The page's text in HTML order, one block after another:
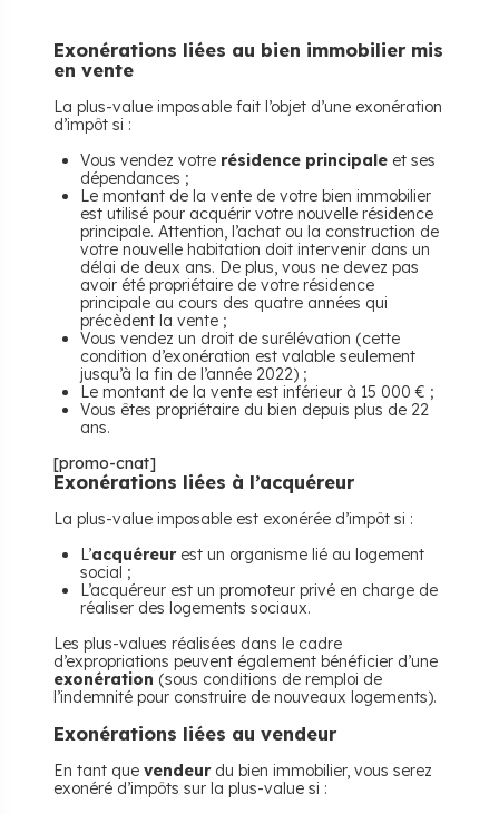
Exonérations liées au bien immobilier mis
en vente
La plus-value imposable fait l’objet d’une exonération
d’impôt si :
Vous vendez votre résidence principale et ses
dépendances ;
Le montant de la vente de votre bien immobilier
est utilisé pour acquérir votre nouvelle résidence
principale. Attention, l’achat ou la construction de
votre nouvelle habitation doit intervenir dans un
délai de deux ans. De plus, vous ne devez pas
avoir été propriétaire de votre résidence
principale au cours des quatre années qui
précèdent la vente ;
Vous vendez un droit de surélévation (cette
condition d’exonération est valable seulement
jusqu’à la fin de l’année 2022) ;
Le montant de la vente est inférieur à 15 000 € ;
Vous êtes propriétaire du bien depuis plus de 22
ans.
[promo-cnat]
Exonérations liées à l’acquéreur
La plus-value imposable est exonérée d’impôt si :
L’acquéreurest un organisme lié au logement
social ;
L’acquéreur est un promoteur privé en charge de
réaliser des logements sociaux.
Les plus-values réalisées dans le cadre
d’expropriations peuvent également bénéficier d’une
exonération (sous conditions de remploi de
l’indemnité pour construire de nouveaux logements).
Exonérations liées au vendeur
En tant que vendeurdu bien immobilier, vous serez
exonéré d’impôts sur la plus-value si :